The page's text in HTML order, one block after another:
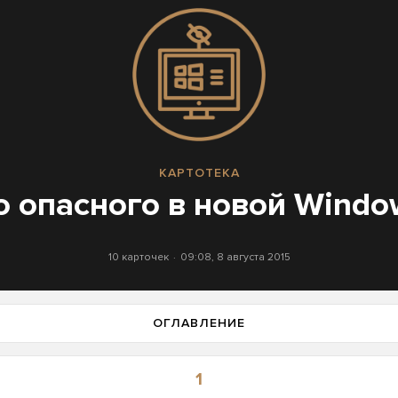
КАРТОТЕКА
опасного в новой
10 карточек 09:08, 8 августа 2015
ОГЛАВЛЕНИЕ
1